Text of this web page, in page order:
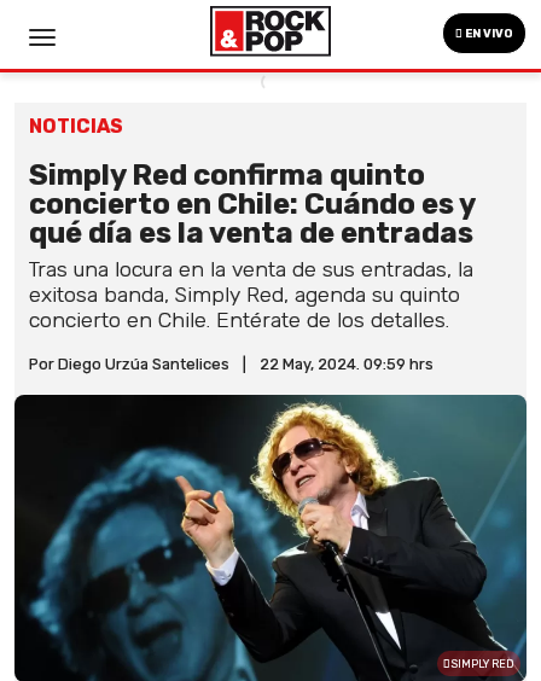
EN VIVO
NOTICIAS
Simply Red confirma quinto
concierto en Chile: Cuándo es y
qué día es la venta de entradas
Tras una locura en la venta de sus entradas, la
exitosa banda, Simply Red, agenda su quinto
concierto en Chile. Entérate de los detalles.
Por Diego Urzúa Santelices 22 May, 2024. 09:59 hrs
SIMPLY RED